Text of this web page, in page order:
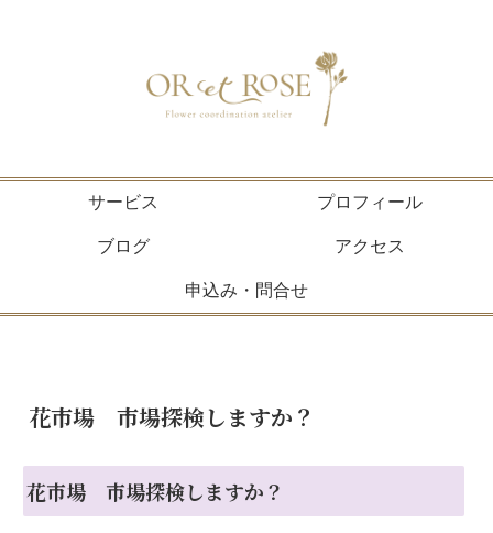
サービス プロフィール
ブログ アクセス
申込み・問合せ
花市場 市場探検しますか？
花市場 市場探検しますか？